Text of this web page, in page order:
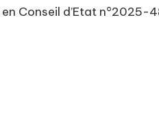
Conseil d’Etat